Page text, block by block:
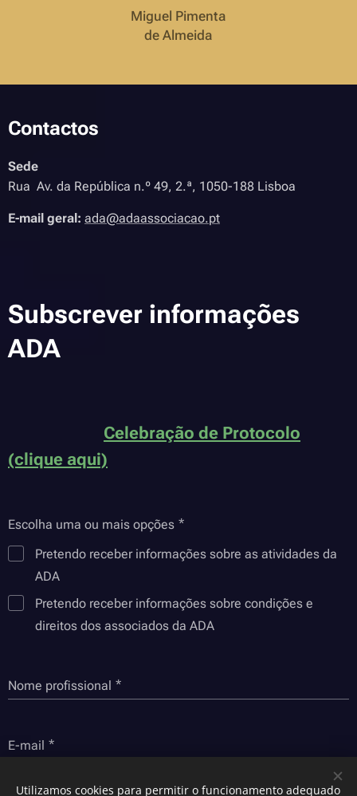
Miguel Pimenta
de Almeida
Contactos
Sede
Rua Av. da República n.º 49, 2.ª, 1050-188 Lisboa
E-mail geral: ada@adaassociacao.pt
Subscrever informações
ADA
Celebração de Protocolo
(clique aqui)
Escolha uma ou mais opções
Pretendo receber informações sobre as atividades da
ADA
Pretendo receber informações sobre condições e
direitos dos associados da ADA
Nome profissional
E-mail
Utilizamos cookies para permitir o funcionamento adequado